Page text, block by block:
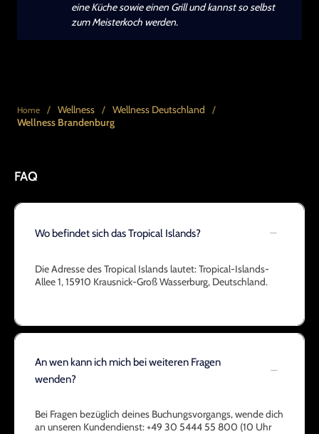
eine Küche sowie einen Grill und kannst so selbst
zum Meisterkoch werden.
Home / Wellness / Wellness Deutschland
/
Wellness Brandenburg
FAQ
Wo befindet sich das Tropical Islands?
Die Adresse des Tropical Islands lautet: Tropical-Islands-
Allee 1, 15910 Krausnick-Groß Wasserburg, Deutschland.
An wen kann ich mich bei weiteren Fragen
wenden?
Bei Fragen bezüglich deines Buchungsvorgangs, wende dich
an unseren Kundendienst: +49 30 5444 55 800 (10 Uhr